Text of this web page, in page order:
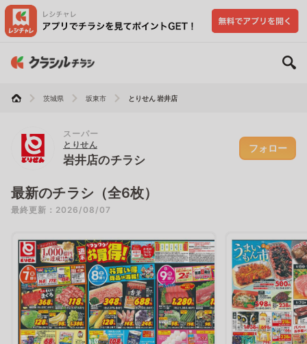
茨城県 坂東市 とりせん 岩井店
スーパー
とりせん
岩井店のチラシ
フォロー
最新のチラシ（全6枚）
最終更新：2026/08/07